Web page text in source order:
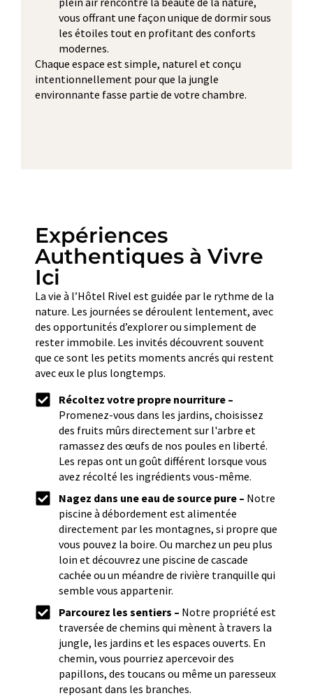
vous offrant une façon unique de dormir sous
les étoiles tout en profitant des conforts
modernes.
Chaque espace est simple, naturel et conçu
intentionnellement pour que la jungle
environnante fasse partie de votre chambre.
Expériences
Authentiques à Vivre
Ici
La vie à l’Hôtel Rivel est guidée par le rythme de la
nature. Les journées se déroulent lentement, avec
des opportunités d’explorer ou simplement de
rester immobile. Les invités découvrent souvent
que ce sont les petits moments ancrés qui restent
avec eux le plus longtemps.
Récoltez votre propre nourriture –
Promenez-vous dans les jardins, choisissez
des fruits mûrs directement sur l'arbre et
ramassez des œufs de nos poules en liberté.
Les repas ont un goût différent lorsque vous
avez récolté les ingrédients vous-même.
Nagez dans une eau de source pure – Notre
piscine à débordement est alimentée
directement par les montagnes, si propre que
vous pouvez la boire. Ou marchez un peu plus
loin et découvrez une piscine de cascade
cachée ou un méandre de rivière tranquille qui
semble vous appartenir.
Parcourez les sentiers – Notre propriété est
traversée de chemins qui mènent à travers la
jungle, les jardins et les espaces ouverts. En
chemin, vous pourriez apercevoir des
papillons, des toucans ou même un paresseux
reposant dans les branches.